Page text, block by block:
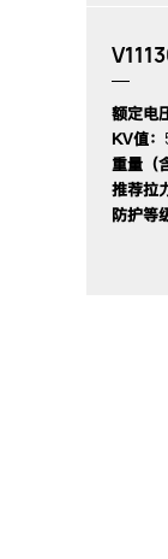
额定电
KV值：
重量（
推荐拉
防护等